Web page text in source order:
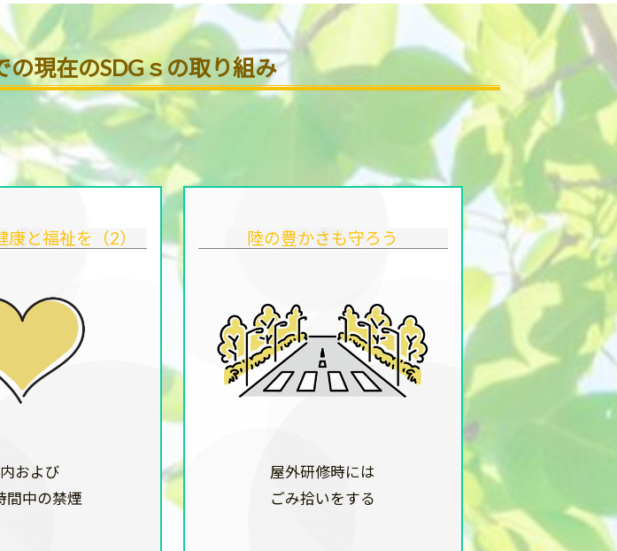
現在のSDGｓの取り組み
と福祉を（2）
および
間中の禁煙
陸の豊かさも守ろう
屋外研修時には
ごみ拾いをする